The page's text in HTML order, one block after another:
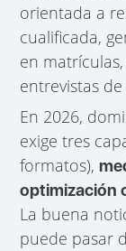
orientada a
cualificada,
en
entrevistas
En 2026,
exige tres
formatos),
optimización
La buena
puede pasar